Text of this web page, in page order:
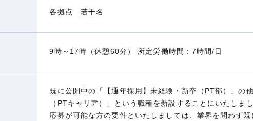
各拠点 若干名
9時～17時（休憩60分） 所定労働時間：7時間/日
既に公開中の「【通年採用】未経験・新卒（PT部）」の
（PTキャリア）」という職種を新設することにいたしま
応募が可能な方の要件といたしましては、業界を問わず